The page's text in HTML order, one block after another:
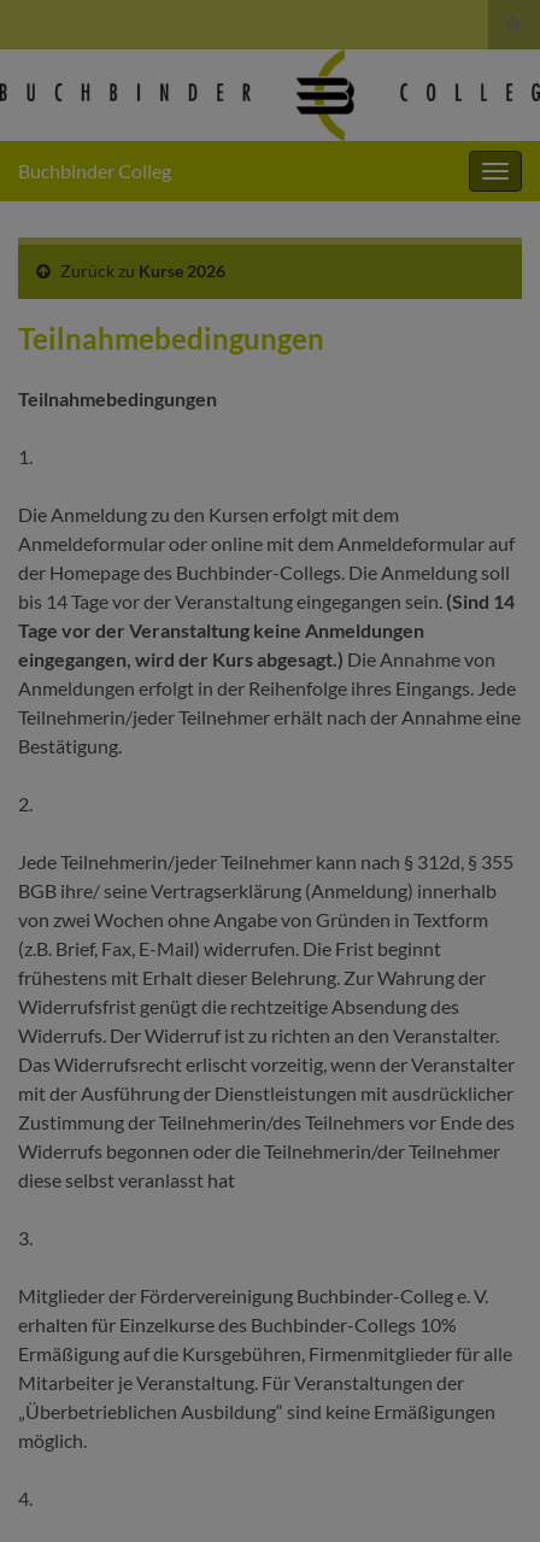
Buchbinder Colleg
Zurück zu Kurse 2026
Teilnahmebedingungen
Teilnahmebedingungen
1.
Die Anmeldung zu den Kursen erfolgt mit dem
Anmeldeformular oder online mit dem Anmeldeformular auf
der Homepage des Buchbinder-Collegs. Die Anmeldung soll
bis 14 Tage vor der Veranstaltung eingegangen sein. (Sind 14
Tage vor der Veranstaltung keine Anmeldungen
eingegangen, wird der Kurs abgesagt.) Die Annahme von
Anmeldungen erfolgt in der Reihenfolge ihres Eingangs. Jede
Teilnehmerin/jeder Teilnehmer erhält nach der Annahme eine
Bestätigung.
2.
Jede Teilnehmerin/jeder Teilnehmer kann nach § 312d, § 355
BGB ihre/ seine Vertragserklärung (Anmeldung) innerhalb
von zwei Wochen ohne Angabe von Gründen in Textform
(z.B. Brief, Fax, E-Mail) widerrufen. Die Frist beginnt
frühestens mit Erhalt dieser Belehrung. Zur Wahrung der
Widerrufsfrist genügt die rechtzeitige Absendung des
Widerrufs. Der Widerruf ist zu richten an den Veranstalter.
Das Wider­rufsrecht erlischt vorzeitig, wenn der Veranstalter
mit der Ausführung der Dienstleistungen mit ausdrücklicher
Zustimmung der Teilnehmerin/des Teilnehmers vor Ende des
Widerrufs begonnen oder die Teilnehmerin/der Teilnehmer
diese selbst veranlasst hat
3.
Mitglieder der Fördervereinigung Buchbinder-Colleg e. V.
erhalten für Einzelkurse des Buchbinder-Collegs 10%
Ermäßigung auf die Kursgebühren, Firmenmitglieder für alle
Mitarbeiter je Veranstal­tung. Für Veranstaltungen der
„Überbetrieblichen Ausbildung“ sind keine Ermäßigungen
möglich.
4.